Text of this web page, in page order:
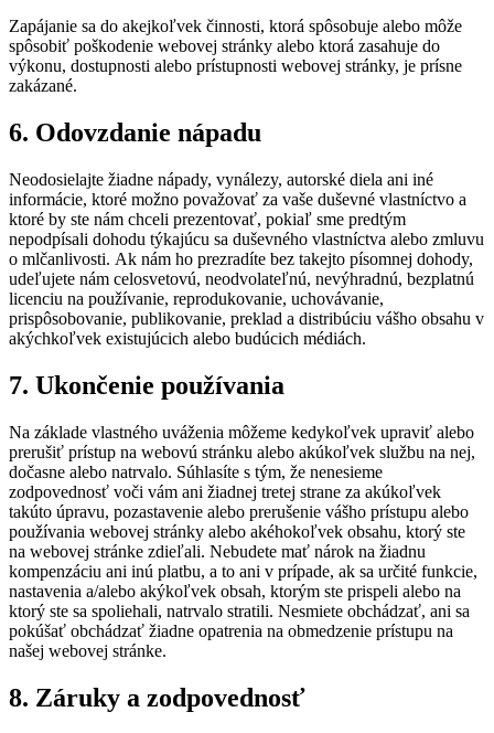
Zapájanie sa do akejkoľvek činnosti, ktorá spôsobuje alebo môže
spôsobiť poškodenie webovej stránky alebo ktorá zasahuje do
výkonu, dostupnosti alebo prístupnosti webovej stránky, je prísne
zakázané.
6. Odovzdanie nápadu
Neodosielajte žiadne nápady, vynálezy, autorské diela ani iné
informácie, ktoré možno považovať za vaše duševné vlastníctvo a
ktoré by ste nám chceli prezentovať, pokiaľ sme predtým
nepodpísali dohodu týkajúcu sa duševného vlastníctva alebo zmluvu
o mlčanlivosti. Ak nám ho prezradíte bez takejto písomnej dohody,
udeľujete nám celosvetovú, neodvolateľnú, nevýhradnú, bezplatnú
licenciu na používanie, reprodukovanie, uchovávanie,
prispôsobovanie, publikovanie, preklad a distribúciu vášho obsahu v
akýchkoľvek existujúcich alebo budúcich médiách.
7. Ukončenie používania
Na základe vlastného uváženia môžeme kedykoľvek upraviť alebo
prerušiť prístup na webovú stránku alebo akúkoľvek službu na nej,
dočasne alebo natrvalo. Súhlasíte s tým, že nenesieme
zodpovednosť voči vám ani žiadnej tretej strane za akúkoľvek
takúto úpravu, pozastavenie alebo prerušenie vášho prístupu alebo
používania webovej stránky alebo akéhokoľvek obsahu, ktorý ste
na webovej stránke zdieľali. Nebudete mať nárok na žiadnu
kompenzáciu ani inú platbu, a to ani v prípade, ak sa určité funkcie,
nastavenia a/alebo akýkoľvek obsah, ktorým ste prispeli alebo na
ktorý ste sa spoliehali, natrvalo stratili. Nesmiete obchádzať, ani sa
pokúšať obchádzať žiadne opatrenia na obmedzenie prístupu na
našej webovej stránke.
8. Záruky a zodpovednosť